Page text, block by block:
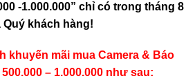
-1.000.000” chỉ có trong tháng 8
Quý khách hàng!
khuyến mãi mua Camera & Báo
– 1.000.000 như sau: